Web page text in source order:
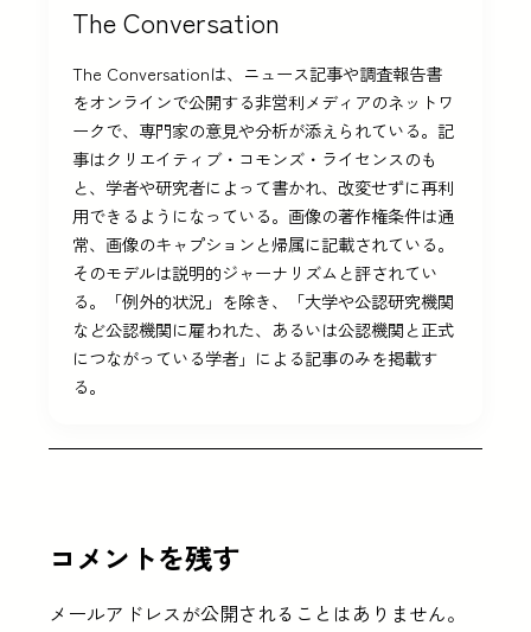
The Conversation
The Conversationは、ニュース記事や調査報告書
をオンラインで公開する非営利メディアのネットワ
ークで、専門家の意見や分析が添えられている。記
事はクリエイティブ・コモンズ・ライセンスのも
と、学者や研究者によって書かれ、改変せずに再利
用できるようになっている。画像の著作権条件は通
常、画像のキャプションと帰属に記載されている。
そのモデルは説明的ジャーナリズムと評されてい
る。「例外的状況」を除き、「大学や公認研究機関
など公認機関に雇われた、あるいは公認機関と正式
につながっている学者」による記事のみを掲載す
る。
コメントを残す
メールアドレスが公開されることはありません。